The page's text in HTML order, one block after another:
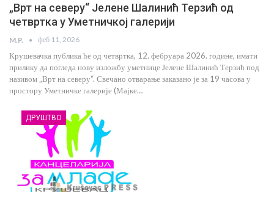
„Врт на северу“ Јелене Шалинић Терзић од
четвртка у Уметничкој галерији
M.P. феб 11, 2026
Крушевачка публика ће од четвртка, 12. фебруара 2026. године, имати
прилику да погледа нову изложбу уметнице Јелене Шалинић Терзић под
називом „Врт на северу“. Свечано отварање заказано је за 19 часова у
простору Уметничке галерије (Мајке…
ДРУШТВО